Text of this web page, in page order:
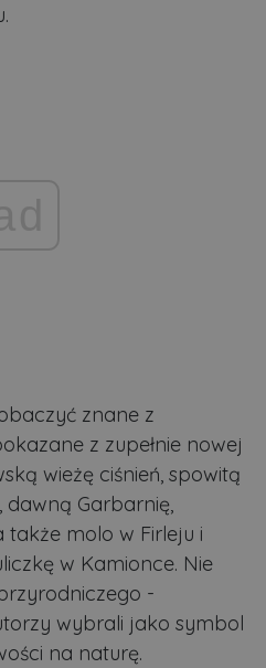
znane z
z zupełnie nowej
wieżę ciśnień, spowitą
dawną Garbarnię,
molo w Firleju i
w Kamionce. Nie
-
wybrali jako symbol
na naturę.